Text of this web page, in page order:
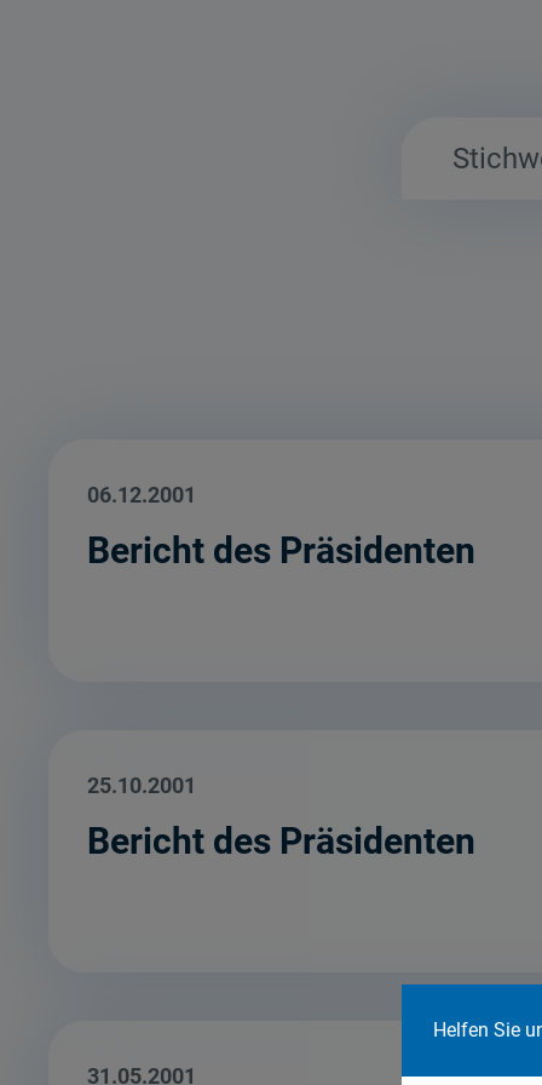
Helfen Sie
06.12.2001
Bericht des Präsidenten
25.10.2001
Bericht des Präsidenten
31.05.2001